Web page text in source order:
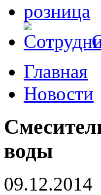
Главная
Новости
воды
09.12.2014